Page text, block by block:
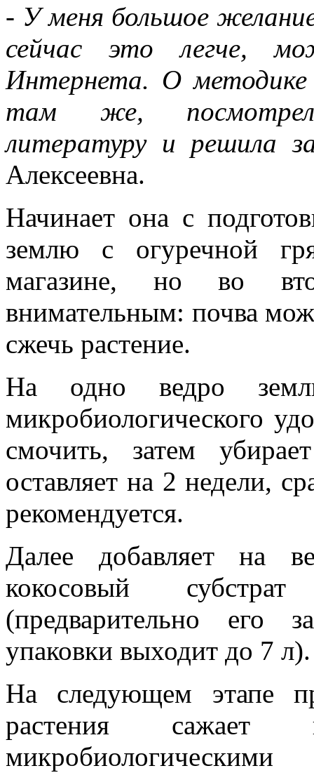
- У меня большое
сейчас это легче,
Интернета. О методике
там же,
литературу и решила
Алексеевна.
Начинает она с
землю с огуречной
магазине, но во
внимательным: почва
сжечь растение.
На одно ведро
микробиологического
смочить, затем
оставляет на 2 недели,
рекомендуется.
Далее добавляет на
кокосовый
(предварительно его
упаковки выходит до 7 л).
На следующем этапе
растения сажает